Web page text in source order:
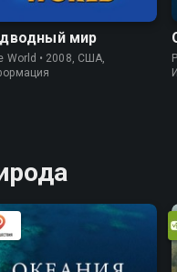
мир
World • 2008, США,